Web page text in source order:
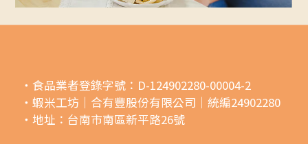
・食品業者登錄字號：D-124902280-00004-2
・蝦米工坊｜合有豐股份有限公司｜統編24902280
・地址：台南市南區新平路26號